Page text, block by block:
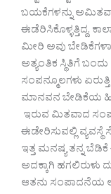
ಬಯಕೆಗಳನ್ನು
ಈಡೆರಿಸಿಕೊಳ್ಳತ್ತಿದ್ದ.
ಮೀರಿ ಅವು
ಅತ್ಯಂತಿಕ ಸ್ಥಿತಿಗೆ
ಸಂಪನ್ಮೂಲಗಳು
ಮಾನವನ ಬೇಡಿಕೆಯ
ಇರುವ ಮಿತವಾದ
ಈಡೇರಿಸುವಲ್ಲಿ ವ್ಯವಸ್ಥೆ
ಇತ್ತ ಮನಷ್ಯ ತನ್ನ
ಅದಕ್ಕಾಗಿ ಹಗಲಿರುಳು
ಆತನು ಸಂಪಾದನೆಯ